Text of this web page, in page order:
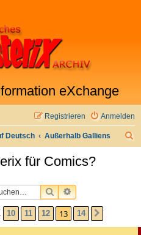
eXchange
Anmelden
Registrieren
Deutsch Außerhalb Galliens
für Comics?
SUCHEERWEITERTE
VON 14
10 11 12 13 14